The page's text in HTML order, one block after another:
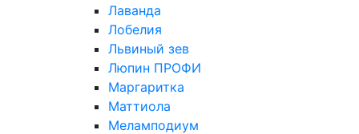
Лаванда
Лобелия
Львиный зев
Люпин ПРОФИ
Маргаритка
Маттиола
Меламподиум